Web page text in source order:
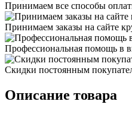
Принимаем все способы
Принимаем заказы на сайте
Профессиональная помощь в
Скидки постоянным
Описание товара